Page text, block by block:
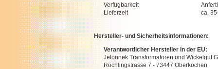
Verfügbarkeit
Lieferzeit
ca.
Hersteller- und Sicherheitsinformationen:
Verantwortlicher Hersteller in der EU:
Jelonnek Transformatoren und Wickelgut
Röchlingstrasse 7 - 73447 Oberkochen